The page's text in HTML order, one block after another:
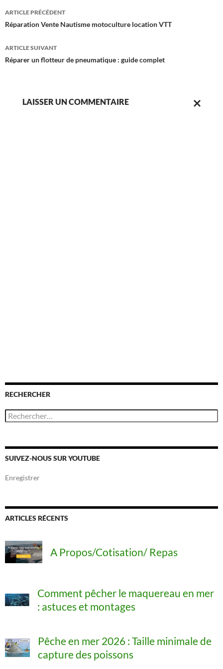
Navigation
des
articles
ARTICLE PRÉCÉDENT
Réparation Vente Nautisme motoculture location VTT
ARTICLE SUIVANT
Réparer un flotteur de pneumatique : guide complet
LAISSER UN COMMENTAIRE
RECHERCHER
R
e
e
r
h
SUIVEZ-NOUS SUR YOUTUBE
Enregistrer
ARTICLES RÉCENTS
A Propos/Cotisation/ Repas
Comment pêcher le maquereau en mer
: astuces et montages
Pêche en mer 2026 : Taille minimale de
capture des poissons